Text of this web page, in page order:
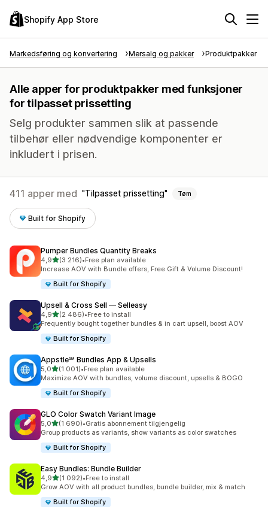
Shopify App Store
Markedsføring og konvertering Mersalg og pakker Produktpakker
Alle apper for produktpakker med funksjoner
for tilpasset prissetting
Selg produkter sammen slik at passende
tilbehør eller nødvendige komponenter er
inkludert i prisen.
411 apper med Tilpasset prissetting Tøm
Built for Shopify
Pumper Bundles Quantity Breaks
4,9av 5 stjerner
(3 216)
Totalt 3216 omtaler
•Free plan available
Increase AOV with Bundle offers, Free Gift & Volume Discount!
Built for Shopify
Upsell & Cross Sell — Selleasy
4,9av 5 stjerner
(2 486)
Totalt 2486 omtaler
•Free to install
Frequently bought together bundles & in cart upsell, boost AOV
Built for Shopify
Appstle℠ Bundles App & Upsells
5,0av 5 stjerner
(1 001)
Totalt 1001 omtaler
•Free plan available
Maximize AOV with bundles, volume discount, upsells & BOGO
Built for Shopify
GLO Color Swatch Variant Image
5,0av 5 stjerner
(1 690)
Totalt 1690 omtaler
•Gratis abonnement tilgjengelig
Group products as variants, show variants as color swatches
Built for Shopify
Easy Bundles: Bundle Builder
4,9av 5 stjerner
(1 092)
Totalt 1092 omtaler
•Free to install
Grow AOV with all product bundles, bundle builder, mix & match
Built for Shopify